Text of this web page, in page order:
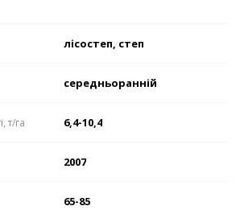
лісостеп, степ
середньоранній
т/га 6,4-10,4
2007
65-85